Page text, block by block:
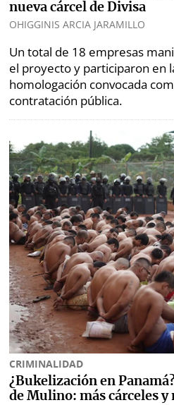
nueva cárcel de Divisa
OHIGGINIS ARCIA JARAMILLO
Un total de 18 empresas
el proyecto y participaron en
homologación convocada
contratación pública.
CRIMINALIDAD
¿Bukelización en
de Mulino: más cárceles y